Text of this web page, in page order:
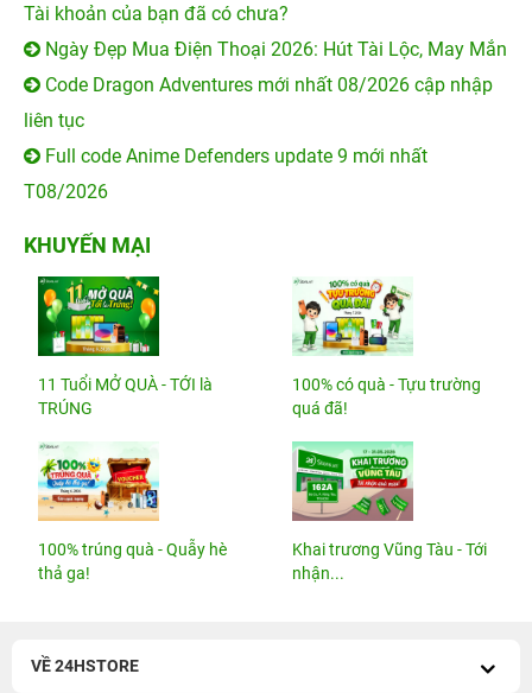
Tài khoản của bạn đã có chưa?
Ngày Đẹp Mua Điện Thoại 2026: Hút Tài Lộc, May Mắn
Code Dragon Adventures mới nhất 08/2026 cập nhập
liên tục
Full code Anime Defenders update 9 mới nhất
T08/2026
KHUYẾN MẠI
11 Tuổi MỞ QUÀ - TỚI là
TRÚNG
100% có quà - Tựu trường
quá đã!
100% trúng quà - Quẫy hè
thả ga!
Khai trương Vũng Tàu - Tới
nhận...
VỀ 24HSTORE